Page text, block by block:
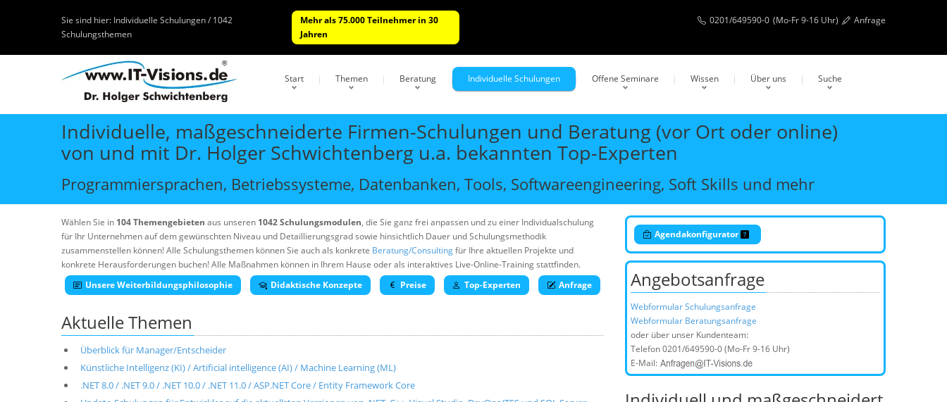
Sie sind hier: Individuelle Schulungen / 1042
Schulungsthemen
Mehr als 75.000 Teilnehmer in 30
Jahren
0201/649590-0 (Mo-Fr 9-16 Uhr) Anfrage
Start Themen Beratung Individuelle Schulungen Offene Seminare Wissen Über uns Suche
Individuelle, maßgeschneiderte Firmen-Schulungen und Beratung (vor Ort oder online)
von und mit Dr. Holger Schwichtenberg u.a. bekannten Top-Experten
Programmiersprachen, Betriebssysteme, Datenbanken, Tools, Softwareengineering, Soft Skills und mehr
Wählen Sie in 104 Themengebieten aus unseren 1042 Schulungsmodulen, die Sie ganz frei anpassen und zu einer Individualschulung
für Ihr Unternehmen auf dem gewünschten Niveau und Detaillierungsgrad sowie hinsichtlich Dauer und Schulungsmethodik
zusammenstellen können! Alle Schulungsthemen können Sie auch als konkrete Beratung/Consultingfür Ihre aktuellen Projekte und
konkrete Herausforderungen buchen! Alle Maßnahmen können in Ihrem Hause oder als interaktives Live-Online-Training stattfinden.
Unsere Weiterbildungsphilosophie
Didaktische Konzepte Preise Top-Experten Anfrage
Aktuelle Themen
Überblick für Manager/Entscheider
Künstliche Intelligenz (KI) / Artificial intelligence (AI) / Machine Learning (ML)
.NET 8.0 / .NET 9.0 / .NET 10.0 / .NET 11.0 / ASP.NET Core / Entity Framework Core
Agendakonfigurator
Angebotsanfrage
Webformular Schulungsanfrage
Webformular Beratungsanfrage
oder über unser Kundenteam:
Telefon0201/649590-0(Mo-Fr 9-16 Uhr)
E-Mail: